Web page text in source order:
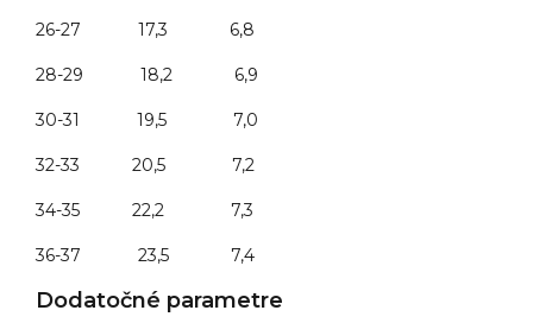
26-27 17,3 6,8
28-29 18,2 6,9
30-31 19,5 7,0
32-33 20,5 7,2
34-35 22,2 7,3
36-37 23,5 7,4
Dodatočné parametre